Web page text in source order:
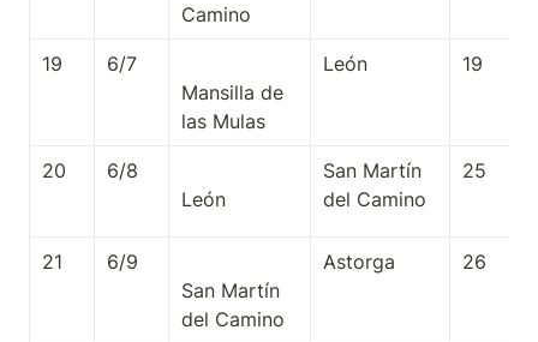
19
6/7
Mansilla de
León 19
20
6/8
San Martín
del Camino
25
21
6/9
San Martín
Astorga 26